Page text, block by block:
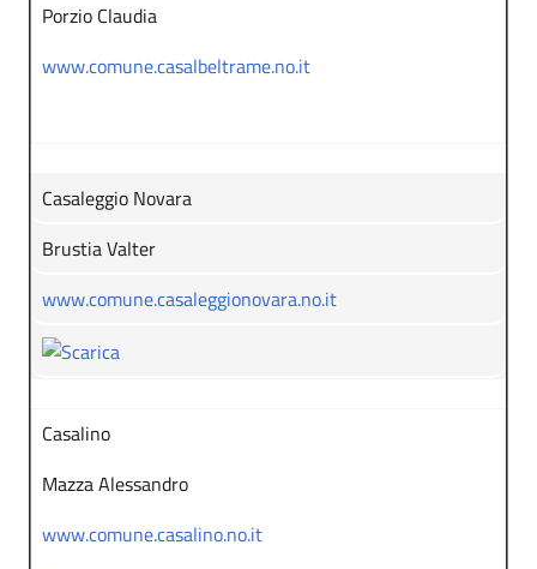
Porzio Claudia
www.comune.casalbeltrame.no.it
Casaleggio Novara
Brustia Valter
www.comune.casaleggionovara.no.it
Casalino
Mazza Alessandro
www.comune.casalino.no.it